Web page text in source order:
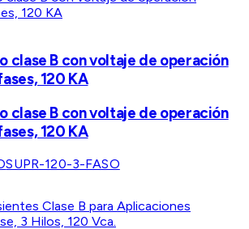
clase B con voltaje de operación
120 KA
clase B con voltaje de operación
120 KA
SUPR-120-3-FASO